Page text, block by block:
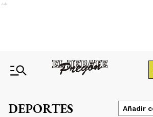
Ads
DEPORTES Añadir